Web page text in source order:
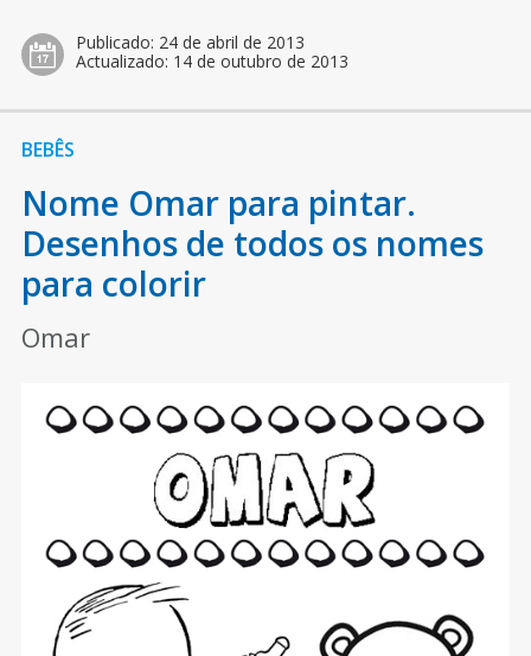
Publicado: 24 de abril de 2013
Actualizado: 14 de outubro de 2013
BEBÊS
Nome Omar para pintar.
Desenhos de todos os nomes
para colorir
Omar